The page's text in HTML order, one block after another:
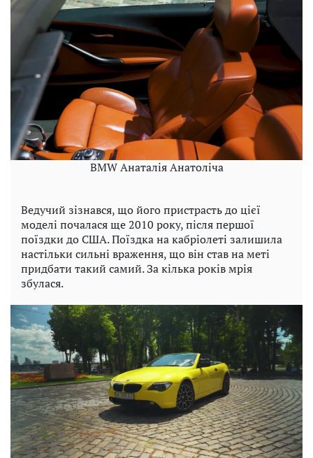
BMW Анаталія Анатоліча
Ведучий зізнався, що його пристрасть до цієї
моделі почалася ще 2010 року, після першої
поїздки до США. Поїздка на кабріолеті залишила
настільки сильні враження, що він став на меті
придбати такий самий. За кілька років мрія
збулася.